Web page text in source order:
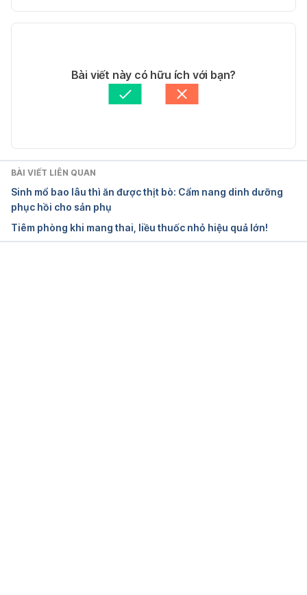
Cold and flu during pregnancy
Influenza (flu) and pregnancy
https://www.marchofdimes.org/complications/influe
nza-and-pregnancy.aspx Ngày truy cập
07/10/2024
Tác giả: Lan Quan
Tham vấn y khoa: Bác sĩ Tạ Trung Kiên
Dang Tran
Bài viết này có hữu ích với bạn?
BÀI VIẾT LIÊN QUAN
Sinh mổ bao lâu thì ăn được thịt bò: Cẩm nang dinh dưỡng
phục hồi cho sản phụ
Tiêm phòng khi mang thai, liều thuốc nhỏ hiệu quả lớn!